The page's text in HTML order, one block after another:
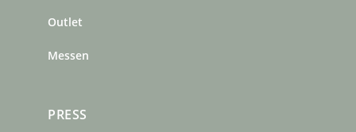
Outlet
Messen
PRESS